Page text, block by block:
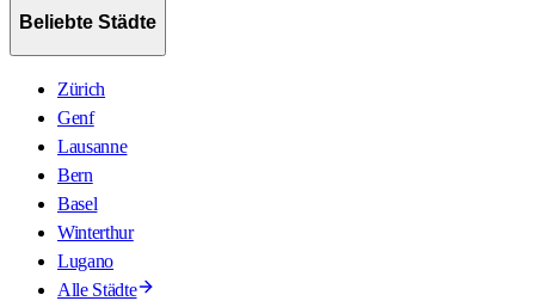
Beliebte Städte
Zürich
Genf
Lausanne
Bern
Basel
Winterthur
Lugano
Alle Städte